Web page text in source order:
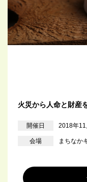
火災から人命と財産
開催日 2018年
会場 まちなか